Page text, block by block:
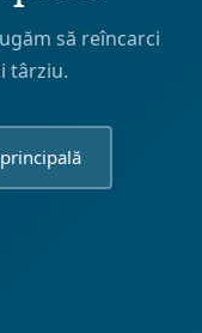
să reîncarci
târziu.